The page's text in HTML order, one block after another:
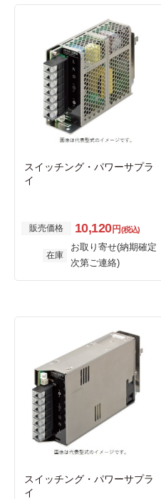
スイッチング・パワーサプラ
イ
販売価格 10,120円(税込)
在庫
お取り寄せ(納期確定
次第ご連絡)
スイッチング・パワーサプラ
イ